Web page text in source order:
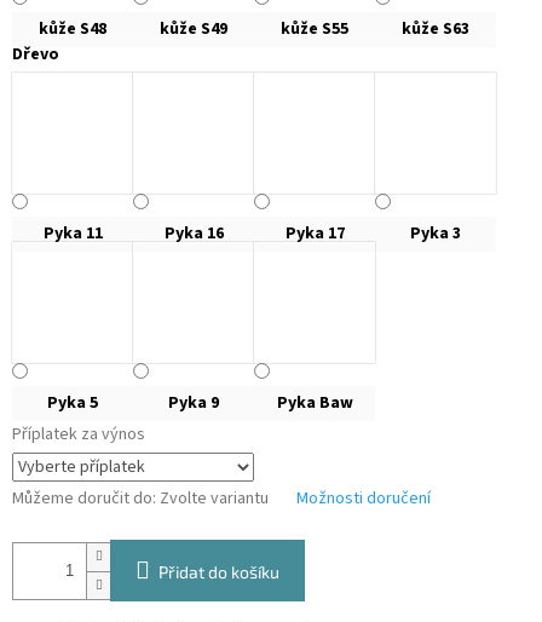
kůže S48 kůže S49 kůže S55
kůže S63
Dřevo
Pyka 11 Pyka 16 Pyka 17 Pyka 3
Pyka 5 Pyka 9
Pyka Baw
Příplatek za výnos
Můžeme doručit do: Zvolte variantu Možnosti doručení
Přidat do košíku